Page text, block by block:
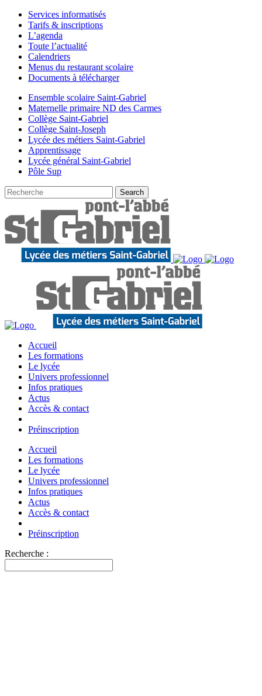
Services informatisés
Tarifs & inscriptions
L’agenda
Toute l’actualité
Calendriers
Menus du restaurant scolaire
Documents à télécharger
Ensemble scolaire Saint-Gabriel
Maternelle primaire ND des Carmes
Collège Saint-Gabriel
Collège Saint-Joseph
Lycée des métiers Saint-Gabriel
Apprentissage
Lycée général Saint-Gabriel
Pôle Sup
Accueil
Les formations
Le lycée
Univers professionnel
Infos pratiques
Actus
Accès & contact
Préinscription
Accueil
Les formations
Le lycée
Univers professionnel
Infos pratiques
Actus
Accès & contact
Préinscription
Recherche :